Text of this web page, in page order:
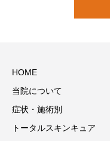
HOME
当院について
症状・施術別
トータルスキンキュア